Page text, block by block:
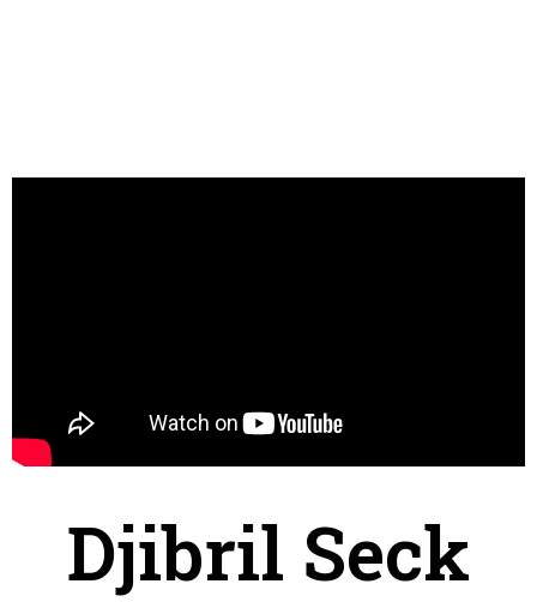
Djibril Seck